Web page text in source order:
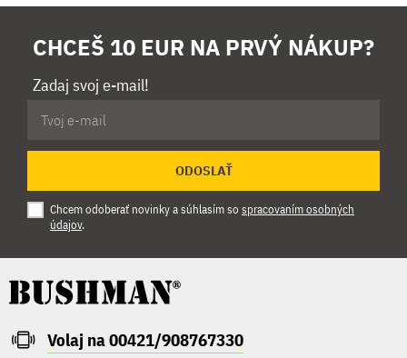
CHCEŠ 10 EUR NA PRVÝ NÁKUP?
Zadaj svoj e-mail!
ODOSLAŤ
Chcem odoberať novinky a súhlasím so spracovaním osobných
údajov.
Volaj na 00421/908767330